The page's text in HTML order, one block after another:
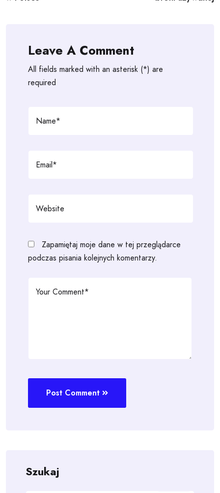
Leave A Comment
All fields marked with an asterisk (*) are
required
Zapamiętaj moje dane w tej przeglądarce
podczas pisania kolejnych komentarzy.
Post Comment
Szukaj